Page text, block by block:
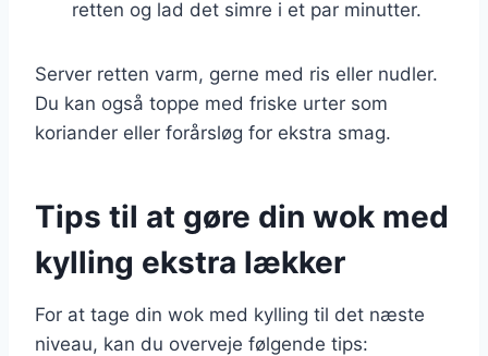
retten og lad det simre i et par minutter.
Server retten varm, gerne med ris eller nudler.
Du kan også toppe med friske urter som
koriander eller forårsløg for ekstra smag.
Tips til at gøre din wok med
kylling ekstra lækker
For at tage din wok med kylling til det næste
niveau, kan du overveje følgende tips: